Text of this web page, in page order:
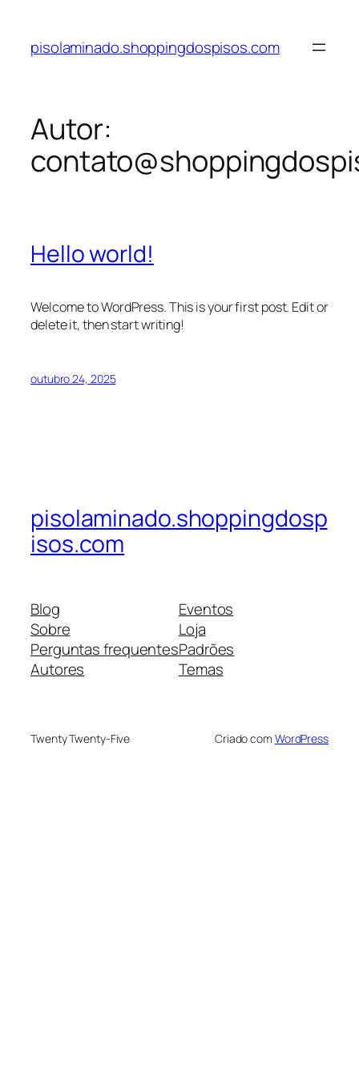
pisolaminado.shoppingdospisos.com
Autor:
Hello world!
Welcome to WordPress. This is your first post. Edit or
delete it, then start writing!
outubro 24, 2025
pisolaminado.shoppingdosp
isos.com
Blog
Sobre
Perguntas frequentes
Autores
Eventos
Loja
Padrões
Temas
Twenty Twenty-Five Criado com WordPress